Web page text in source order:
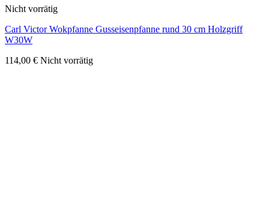
Nicht vorrätig
Carl Victor Wokpfanne Gusseisenpfanne rund 30 cm Holzgriff
W30W
114,00 € Nicht vorrätig